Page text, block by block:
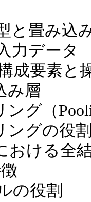
と畳み込
力データ
成要素と
み層
ング（
ングの役
おける全
の役割